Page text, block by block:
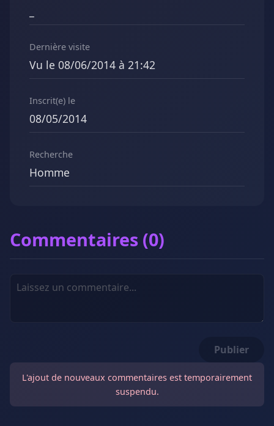
Dernière visite
Vu le 08/06/2014 à 21:42
Inscrit(e) le
08/05/2014
Recherche
Homme
Commentaires (0)
Publier
L'ajout de nouveaux commentaires est temporairement
suspendu.